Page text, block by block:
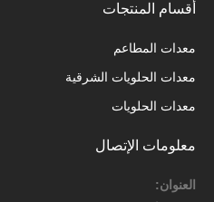
أقسام المنتجات
معدات المطاعم
معدات الحلويات الشرقية
معدات الحلويات
معلومات الإتصال
العنوان: